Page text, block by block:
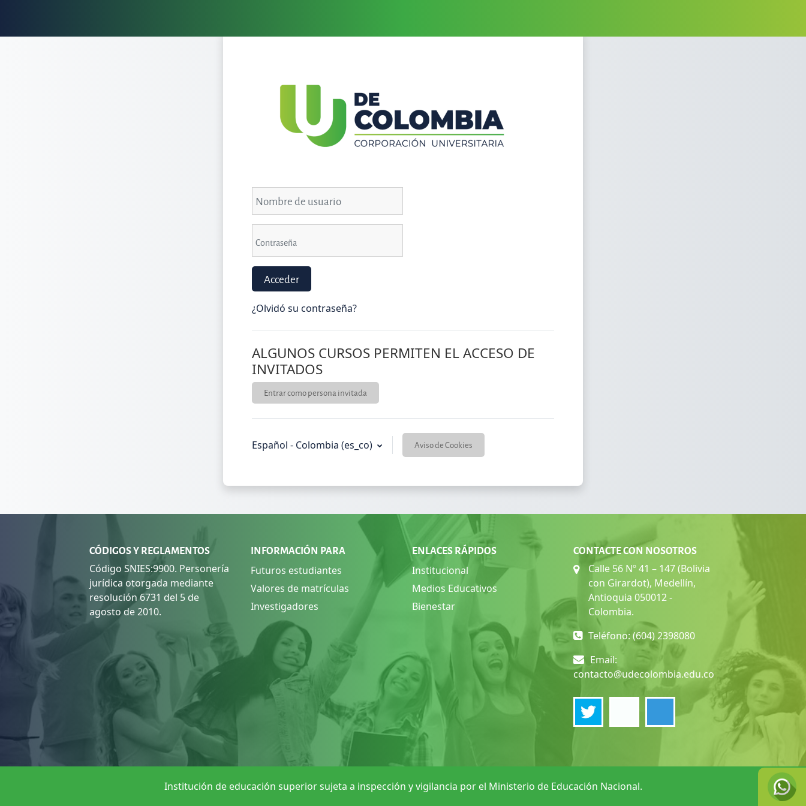
Nombre de usuario
Acceder
¿Olvidó su contraseña?
ALGUNOS CURSOS PERMITEN EL ACCESO DE
INVITADOS
Entrar como persona invitada
Español - Colombia ‎(es_co)‎ Aviso de Cookies
CÓDIGOS Y REGLAMENTOS
Código SNIES:9900. Personería
jurídica otorgada mediante
resolución 6731 del 5 de
agosto de 2010.
INFORMACIÓN PARA
Futuros estudiantes
Valores de matrículas
Investigadores
ENLACES RÁPIDOS
Institucional
Medios Educativos
Bienestar
CONTACTE CON NOSOTROS
Calle 56 Nº 41 – 147 (Bolivia
con Girardot), Medellín,
Antioquia 050012 -
Colombia.
Teléfono: (604) 2398080
Email:
contacto@udecolombia.edu.co
Institución de educación superior sujeta a inspección y vigilancia por el Ministerio de Educación Nacional.